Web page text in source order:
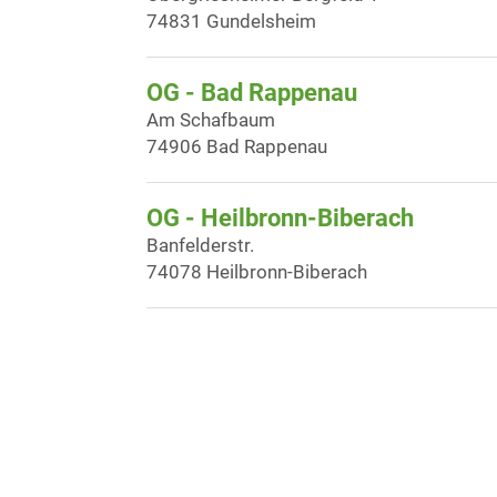
74831 Gundelsheim
OG - Bad Rappenau
Am Schafbaum
74906 Bad Rappenau
OG - Heilbronn-Biberach
Banfelderstr.
74078 Heilbronn-Biberach